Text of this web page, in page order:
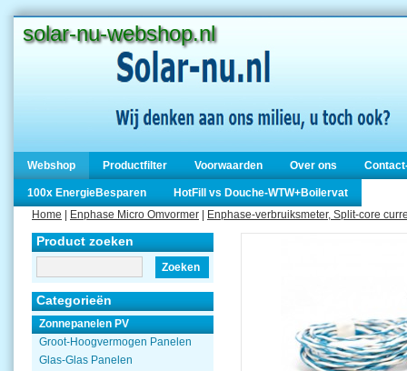
solar-nu-webshop.nl
Webshop Productfilter Voorwaarden Over ons
100x EnergieBesparen
HotFill vs Douche-WTW+Boilervat
Home
Enphase Micro Omvormer Enphase-verbruiksmeter, Split-core
Product zoeken
Zoeken
Categorieën
Zonnepanelen PV
Groot-Hoogvermogen Panelen
Glas-Glas Panelen